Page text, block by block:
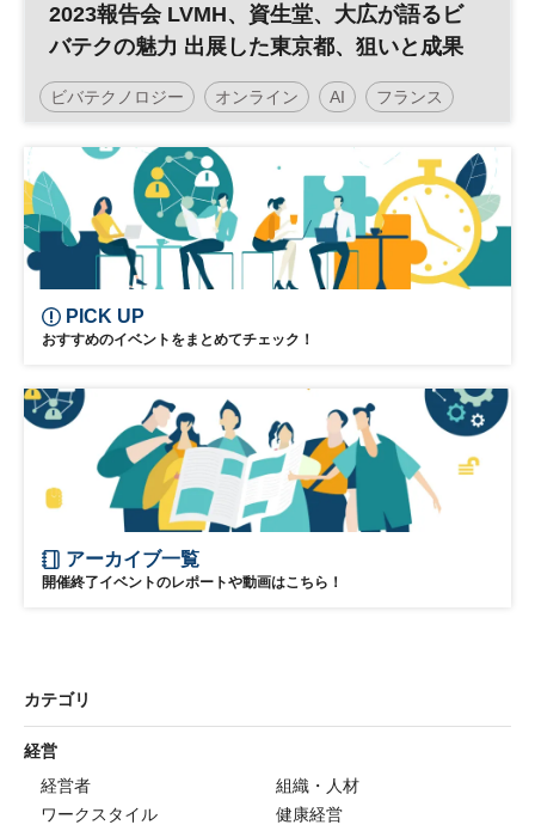
2023報告会 LVMH、資生堂、大広が語るビ
バテクの魅力 出展した東京都、狙いと成果
ビバテクノロジー オンライン AI フランス
平日夕方開催 オンライン講座
日経イノベーション・ミートアップ イノベーション
デジタルトランスフォーメーション 人工知能 経営
ESG
参加無料 オープンイノベーション ベンチャー
PICK UP
おすすめのイベントをまとめてチェック！
アーカイブ一覧
開催終了イベントのレポートや動画はこちら！
カテゴリ
経営
経営者
組織・人材
ワークスタイル
健康経営